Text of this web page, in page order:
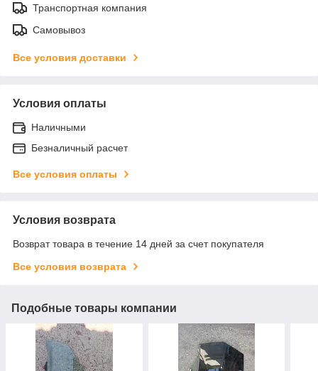
Транспортная компания
Самовывоз
Все условия доставки
Условия оплаты
Наличными
Безналичный расчет
Все условия оплаты
Условия возврата
Возврат товара в течение 14 дней за счет покупателя
Все условия возврата
Подобные товары компании